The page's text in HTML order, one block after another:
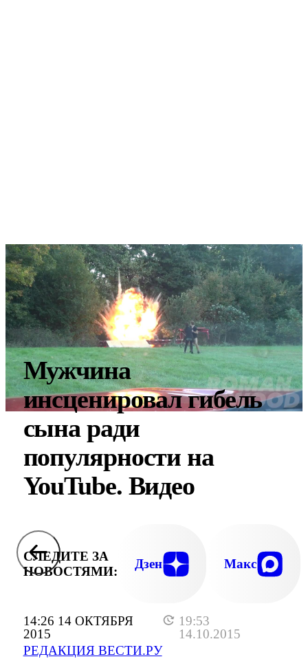
14:26 14 ОКТЯБРЯ
2015
19:53
14.10.2015
РЕДАКЦИЯ ВЕСТИ.РУ
Мужчина
инсценировал гибель
сына ради
популярности на
YouTube. Видео
СЛЕДИТЕ ЗА
НОВОСТЯМИ:
Дзен Макс